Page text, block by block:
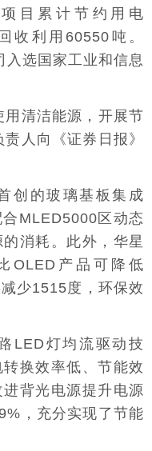
目累计节约用电
收利用60550吨。
选国家工业和信息
用清洁能源，开展节
人向《证券日报》
创的玻璃基板集成
MLED5000区动态
消耗。此外，华星
OLED产品可降低
少1515度，环保效
LED灯均流驱动技
换效率低、节能效
背光电源提升电源
，充分实现了节能